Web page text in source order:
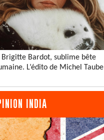
Brigitte Bardot, sublime bête
L’édito de Michel Taube
INDIA